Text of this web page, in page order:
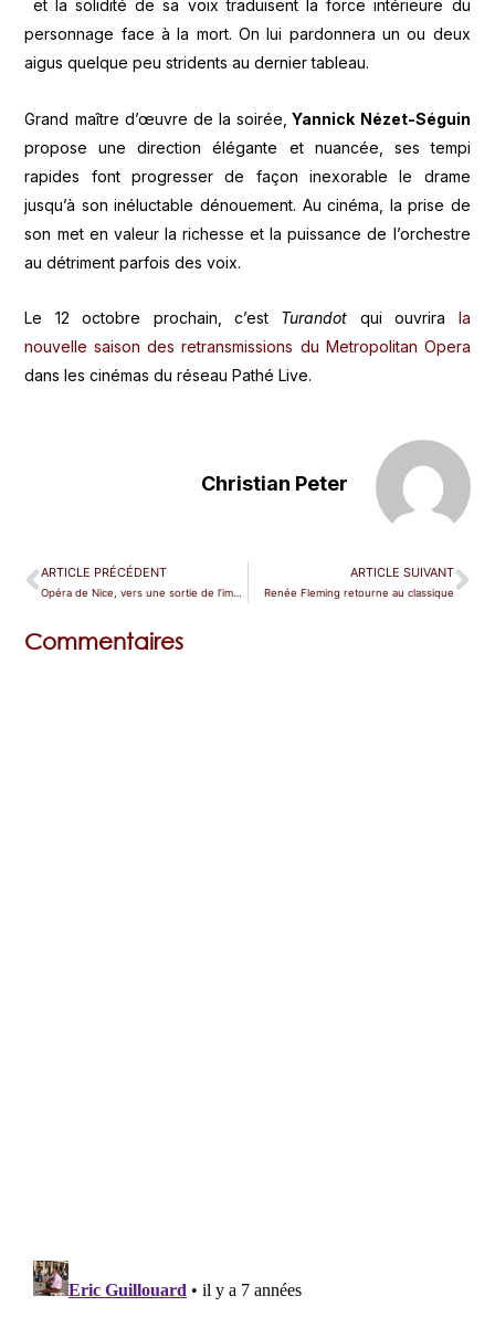
et la solidité de sa voix traduisent la force intérieure du
personnage face à la mort. On lui pardonnera un ou deux
aigus quelque peu stridents au dernier tableau.
Grand maître d’œuvre de la soirée, Yannick Nézet-Séguin
propose une direction élégante et nuancée, ses tempi
rapides font progresser de façon inexorable le drame
jusqu’à son inéluctable dénouement. Au cinéma, la prise de
son met en valeur la richesse et la puissance de l’orchestre
au détriment parfois des voix.
Le 12 octobre prochain, c’est Turandot qui ouvrira la
nouvelle saison des retransmissions du Metropolitan Opera
dans les cinémas du réseau Pathé Live.
Christian Peter
ARTICLE PRÉCÉDENT ARTICLE SUIVANT
Renée Fleming retourne au classique
Commentaires